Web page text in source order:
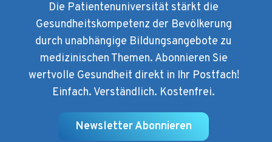
Die Patientenuniversität stärkt die
Gesundheitskompetenz der Bevölkerung
durch unabhängige Bildungsangebote zu
medizinischen Themen. Abonnieren Sie
wertvolle Gesundheit direkt in Ihr Postfach!
Einfach. Verständlich. Kostenfrei.
Newsletter Abonnieren